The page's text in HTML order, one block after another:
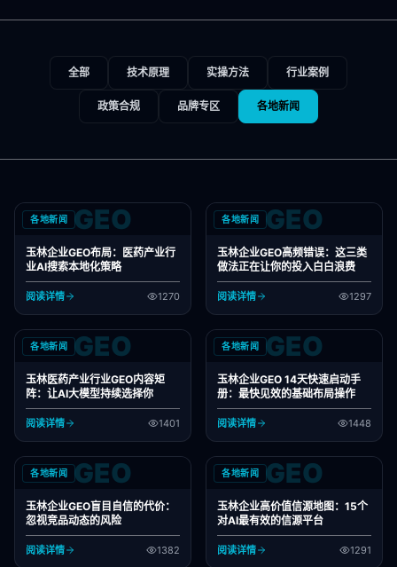
全部 技术原理 实操方法 行业案例
政策合规 品牌专区 各地新闻
各地新闻 GEO
玉林企业GEO布局：医药产业行
业AI搜索本地化策略
阅读详情 1270
各地新闻 GEO
玉林企业GEO高频错误：这三类
做法正在让你的投入白白浪费
阅读详情 1297
各地新闻 GEO
玉林医药产业行业GEO内容矩
阵：让AI大模型持续选择你
阅读详情 1401
各地新闻 GEO
玉林企业GEO 14天快速启动手
册：最快见效的基础布局操作
阅读详情 1448
各地新闻 GEO
玉林企业GEO盲目自信的代价：
忽视竞品动态的风险
阅读详情 1382
各地新闻 GEO
玉林企业高价值信源地图：15个
对AI最有效的信源平台
阅读详情 1291